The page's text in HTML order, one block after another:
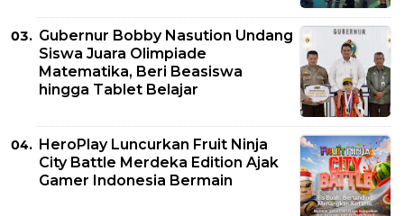
Gubernur Bobby Nasution Undang
Siswa Juara Olimpiade
Matematika, Beri Beasiswa
hingga Tablet Belajar
HeroPlay Luncurkan Fruit Ninja
City Battle Merdeka Edition Ajak
Gamer Indonesia Bermain